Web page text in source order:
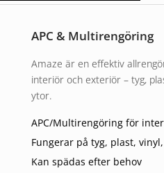
APC & Multirengöring
Amaze är en effektiv
interiör och exteriör – tyg,
ytor.
APC/Multirengöring för
Fungerar på tyg, plast,
Kan spädas efter behov